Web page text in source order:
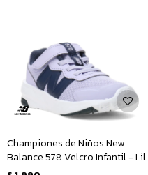
Championes de Niños New
Balance 578 Velcro Infantil -
- Azul Marino